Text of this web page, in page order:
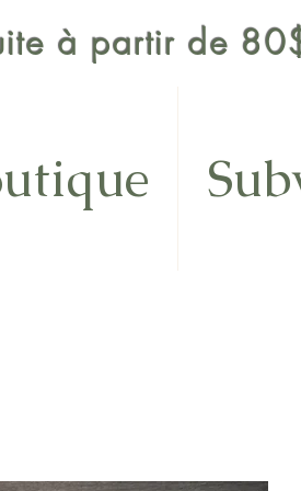
à partir de